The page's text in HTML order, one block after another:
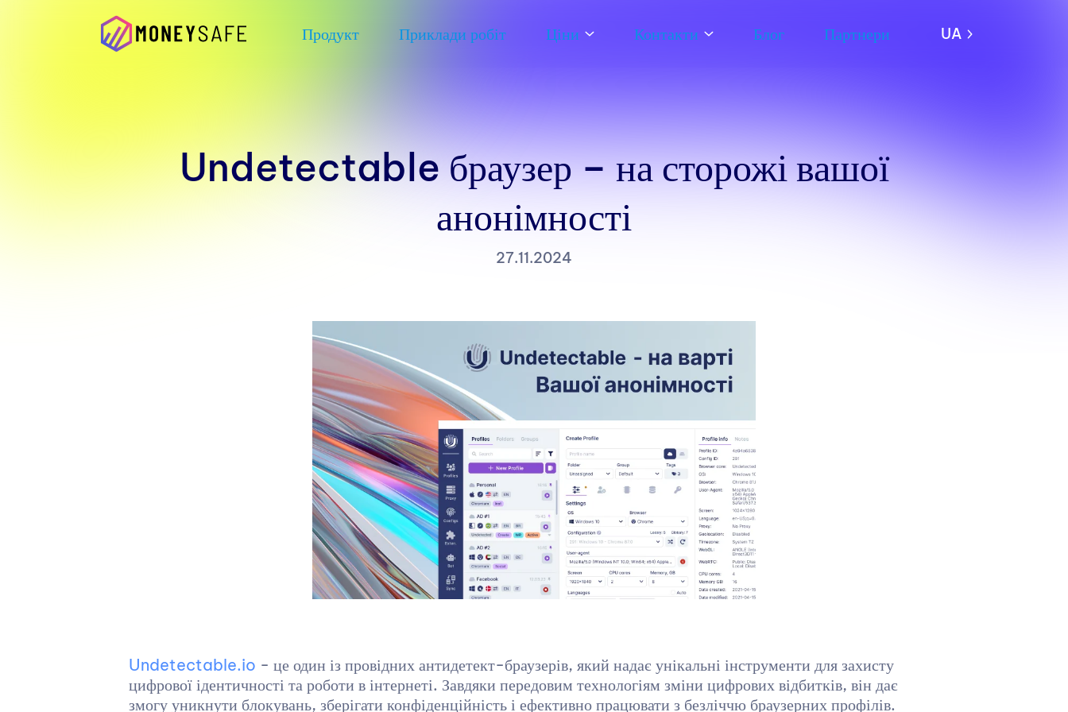
Продукт Приклади робіт Ціни Контакти Блог Партнери UA
Undetectable браузер – на сторожі вашої
анонімності
27.11.2024
Undetectable.io - це один із провідних антидетект-браузерів, який надає унікальні інструменти для захисту
цифрової ідентичності та роботи в інтернеті. Завдяки передовим технологіям зміни цифрових відбитків, він дає
змогу уникнути блокувань, зберігати конфіденційність і ефективно працювати з безліччю браузерних профілів.